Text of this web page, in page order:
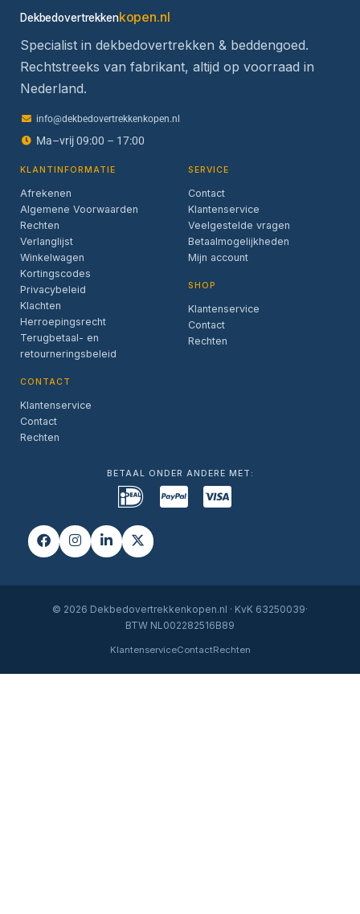
Dekbedovertrekkenkopen.nl
Specialist in dekbedovertrekken & beddengoed.
Rechtstreeks van fabrikant, altijd op voorraad in
Nederland.
info@dekbedovertrekkenkopen.nl
Ma–vrij 09:00 – 17:00
KLANTINFORMATIE
Afrekenen
Algemene Voorwaarden
Rechten
Verlanglijst
Winkelwagen
Kortingscodes
Privacybeleid
Klachten
Herroepingsrecht
Terugbetaal- en
retourneringsbeleid
CONTACT
Klantenservice
Contact
Rechten
SERVICE
Contact
Klantenservice
Veelgestelde vragen
Betaalmogelijkheden
Mijn account
SHOP
Klantenservice
Contact
Rechten
BETAAL ONDER ANDERE MET:
© 2026 Dekbedovertrekkenkopen.nl · KvK 63250039·
BTW NL002282516B89
KlantenserviceContactRechten